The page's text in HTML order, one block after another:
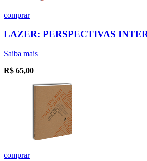
comprar
LAZER: PERSPECTIVAS
Saiba mais
R$ 65,00
comprar